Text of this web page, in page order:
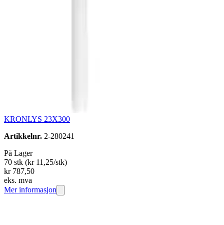
KRONLYS 23X300
Artikkelnr. 2-280241
På Lager
70 stk (kr 11,25/stk)
kr 787,50
eks. mva
Mer informasjon